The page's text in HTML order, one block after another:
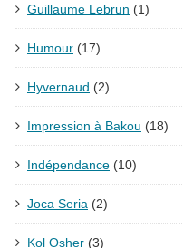
Guillaume Lebrun (1)
Humour (17)
Hyvernaud (2)
Impression à Bakou (18)
Indépendance (10)
Joca Seria (2)
Kol Osher (3)